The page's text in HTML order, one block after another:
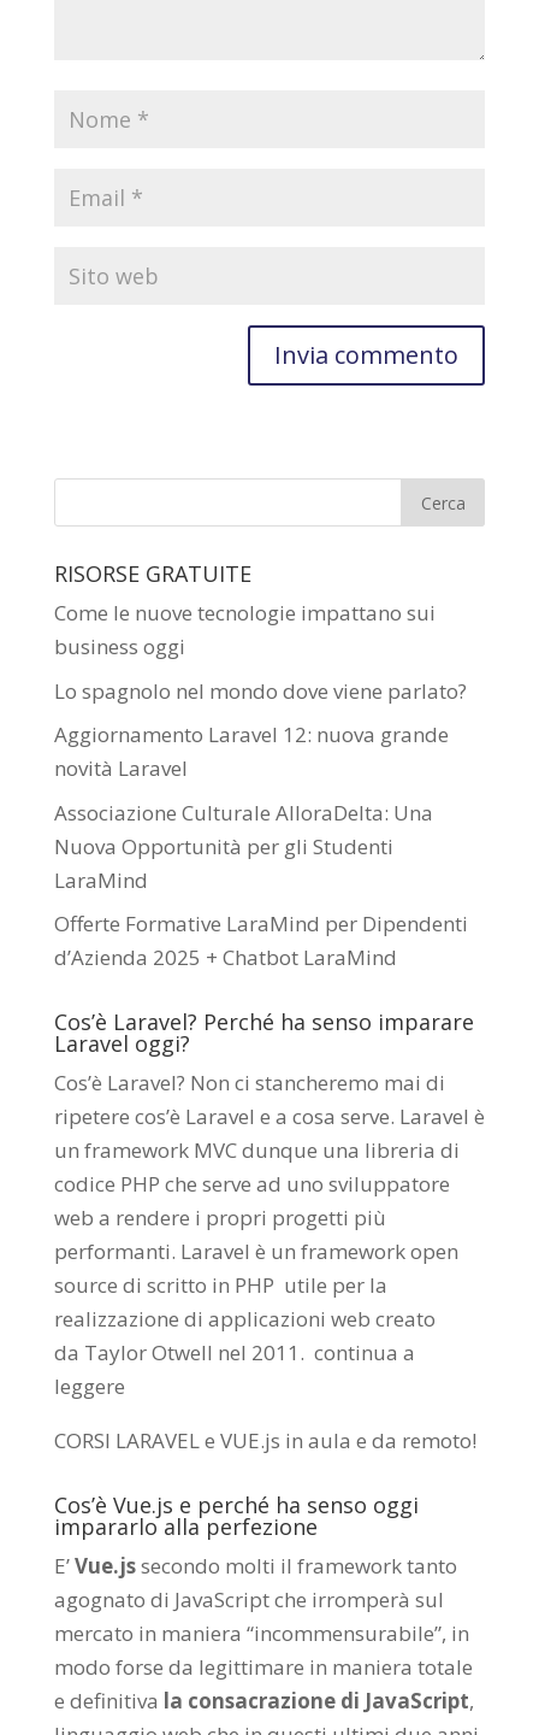
RISORSE GRATUITE
Come le nuove tecnologie impattano sui
business oggi
Lo spagnolo nel mondo dove viene parlato?
Aggiornamento Laravel 12: nuova grande
novità Laravel
Associazione Culturale AlloraDelta: Una
Nuova Opportunità per gli Studenti
LaraMind
Offerte Formative LaraMind per Dipendenti
d’Azienda 2025 + Chatbot LaraMind
Cos’è Laravel? Perché ha senso imparare
Laravel oggi?
Cos’è Laravel? Non ci stancheremo mai di
ripetere cos’è Laravel e a cosa serve. Laravel è
un framework MVC dunque una libreria di
codice PHP che serve ad uno sviluppatore
web a rendere i propri progetti più
performanti. Laravel è un framework open
source di scritto in PHP utile per la
realizzazione di applicazioni web creato
da Taylor Otwell nel 2011. continua a
leggere
CORSI LARAVEL e VUE.js in aula e da remoto!
Cos’è Vue.js e perché ha senso oggi
impararlo alla perfezione
E’Vue.jssecondo molti il framework tanto
agognato di JavaScript che irromperà sul
mercato in maniera “incommensurabile”, in
modo forse da legittimare in maniera totale
e definitiva la consacrazione di JavaScript,